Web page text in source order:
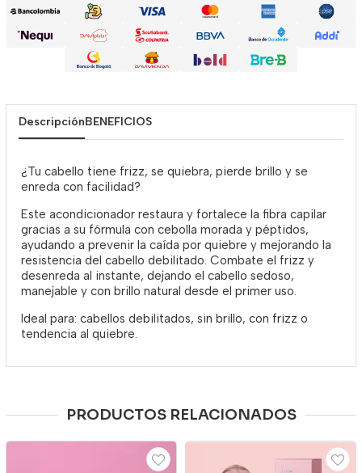
DescripciónBENEFICIOS
¿Tu cabello tiene frizz, se quiebra, pierde brillo y se
enreda con facilidad?
Este acondicionador restaura y fortalece la fibra capilar
gracias a su fórmula con cebolla morada y péptidos,
ayudando a prevenir la caída por quiebre y mejorando la
resistencia del cabello debilitado. Combate el frizz y
desenreda al instante, dejando el cabello sedoso,
manejable y con brillo natural desde el primer uso.
Ideal para: cabellos debilitados, sin brillo, con frizz o
tendencia al quiebre.
PRODUCTOS RELACIONADOS